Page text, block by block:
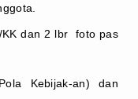
dan 2 lbr foto pas
Kebijak-an) dan